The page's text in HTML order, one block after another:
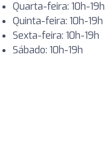
Quarta-feira: 10h-19h
Quinta-feira: 10h-19h
Sexta-feira: 10h-19h
Sábado: 10h-19h